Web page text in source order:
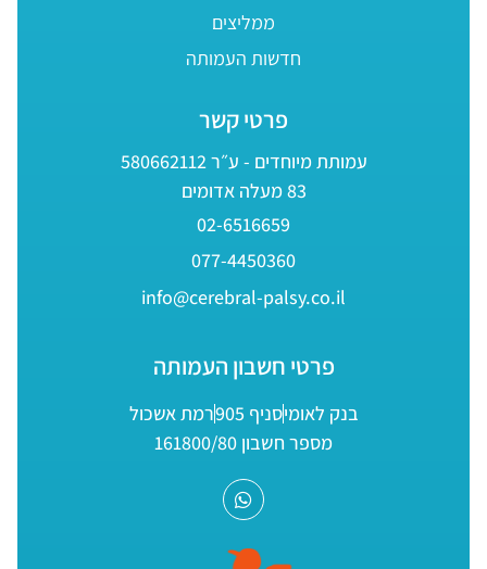
ממליצים
חדשות העמותה
פרטי קשר
עמותת מיוחדים - ע״ר 580662112
83 מעלה אדומים
02-6516659
077-4450360
info@cerebral-palsy.co.il
פרטי חשבון העמותה
בנק לאומיסניף 905
רמת אשכול
מספר חשבון 161800/80